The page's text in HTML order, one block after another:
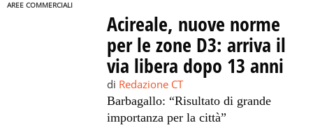
AREE COMMERCIALI
Acireale, nuove norme
per le zone D3: arriva il
via libera dopo 13 anni
di Redazione CT
Barbagallo: “Risultato di grande
importanza per la città”